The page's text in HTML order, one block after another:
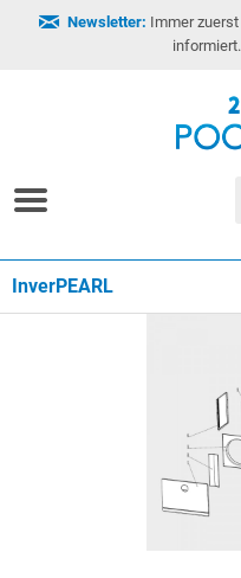
Newsletter: Immer
informiert.
InverPEARL